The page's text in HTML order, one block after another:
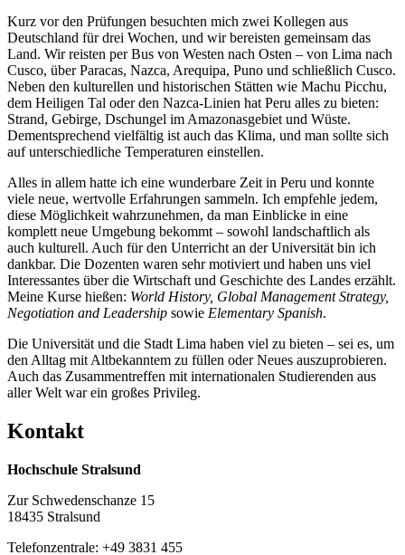
Kurz vor den Prüfungen besuchten mich zwei Kollegen aus
Deutschland für drei Wochen, und wir bereisten gemeinsam das
Land. Wir reisten per Bus von Westen nach Osten – von Lima nach
Cusco, über Paracas, Nazca, Arequipa, Puno und schließlich Cusco.
Neben den kulturellen und historischen Stätten wie Machu Picchu,
dem Heiligen Tal oder den Nazca-Linien hat Peru alles zu bieten:
Strand, Gebirge, Dschungel im Amazonasgebiet und Wüste.
Dementsprechend vielfältig ist auch das Klima, und man sollte sich
auf unterschiedliche Temperaturen einstellen.
Alles in allem hatte ich eine wunderbare Zeit in Peru und konnte
viele neue, wertvolle Erfahrungen sammeln. Ich empfehle jedem,
diese Möglichkeit wahrzunehmen, da man Einblicke in eine
komplett neue Umgebung bekommt – sowohl landschaftlich als
auch kulturell. Auch für den Unterricht an der Universität bin ich
dankbar. Die Dozenten waren sehr motiviert und haben uns viel
Interessantes über die Wirtschaft und Geschichte des Landes erzählt.
Meine Kurse hießen: World History, Global Management Strategy,
Negotiation and Leadership sowie Elementary Spanish.
Die Universität und die Stadt Lima haben viel zu bieten – sei es, um
den Alltag mit Altbekanntem zu füllen oder Neues auszuprobieren.
Auch das Zusammentreffen mit internationalen Studierenden aus
aller Welt war ein großes Privileg.
Kon­takt
Hochschule Stralsund
Zur Schwedenschanze 15
18435 Stralsund
Telefonzentrale: +49 3831 455